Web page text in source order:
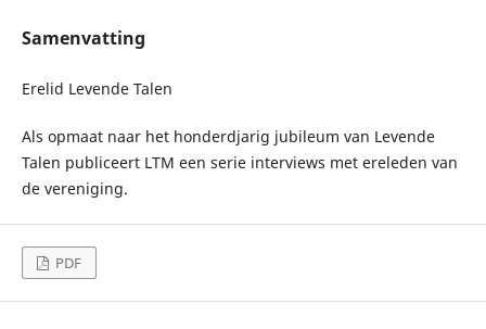
Samenvatting
Erelid Levende Talen
Als opmaat naar het honderdjarig jubileum van Levende
Talen publiceert LTM een serie interviews met ereleden van
de vereniging.
PDF